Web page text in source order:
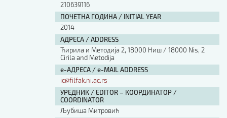
210639116
ПОЧЕТНА ГОДИНА / INITIAL YEAR
2014
АДРЕСА / ADDRESS
Ћирила и Методија 2, 18000 Ниш / 18000 Nis, 2
Cirila and Metodija
е-АДРЕСА / e-MAIL ADDRESS
ic@filfak.ni.ac.rs
УРЕДНИК / EDITOR – КООРДИНАТОР /
COORDINATOR
Љубиша Митровић